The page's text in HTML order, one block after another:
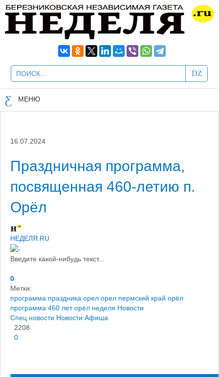
МЕНЮ
16.07.2024
Праздничная программа,
посвященная 460-летию п.
Орёл
НЕДЕЛЯ.RU
Введите какой-нибудь текст...
0
Метки:
программа праздника орел орел пермский край орёл
программа 460 лет орёл неделя Новости
Спец новости Новости Афиша
2208
0